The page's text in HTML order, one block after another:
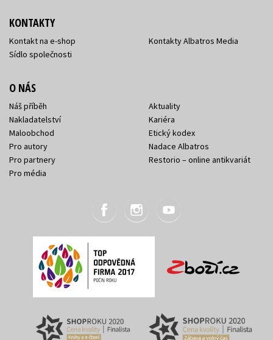
KONTAKTY
Kontakt na e-shop
Sídlo společnosti
Kontakty Albatros Media
O NÁS
Náš příběh
Nakladatelství
Maloobchod
Pro autory
Pro partnery
Pro média
Aktuality
Kariéra
Etický kodex
Nadace Albatros
Restorio – online antikvariát